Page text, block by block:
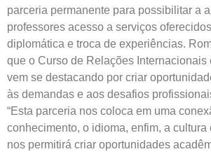
parceria permanente para possibilitar a
professores acesso a serviços
diplomática e troca de experiências.
que o Curso de Relações Internacionais
vem se destacando por criar
às demandas e aos desafios
“Esta parceria nos coloca em uma
conhecimento, o idioma, enfim, a
nos permitirá criar oportunidades